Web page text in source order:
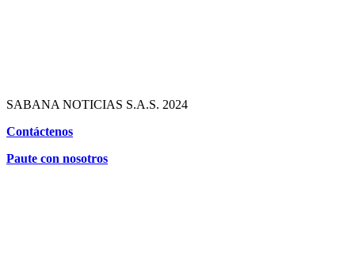
SABANA NOTICIAS S.A.S. 2024
Contáctenos
Paute con nosotros